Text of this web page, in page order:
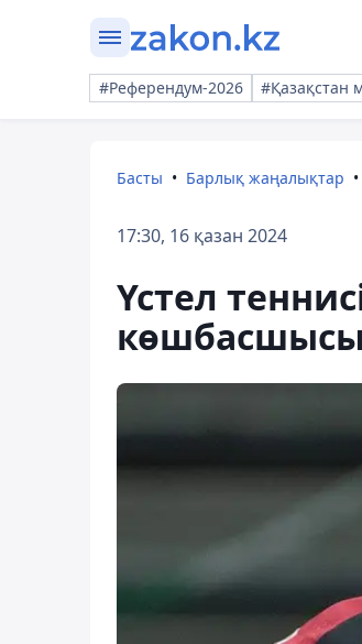
#Референдум-2026 #Қазақстан
Басты Барлық жаңалықтар
17:30, 16 қазан 2024
Үстел